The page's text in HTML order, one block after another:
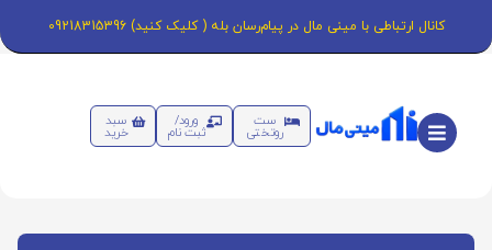
کانال ارتباطی با مینی مال در پیام‌رسان بله ( کلیک کنید) 09218315396
ست
روتختی
ورود/
ثبت نام
سبد
خرید